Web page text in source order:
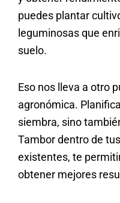
puedes plantar
leguminosas que
suelo.
Eso nos lleva a otro
agronómica.
siembra, sino
Tambor dentro de
existentes, te
obtener mejores